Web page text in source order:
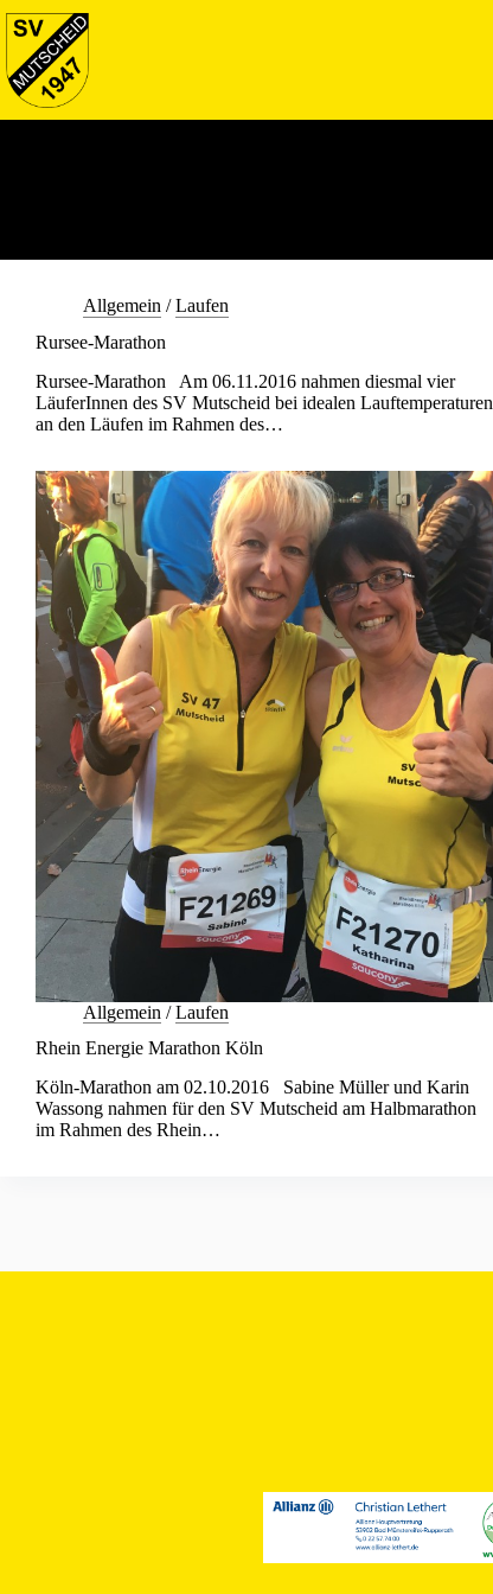
Allgemein /Laufen
Rursee-Marathon
Rursee-Marathon Am 06.11.2016 nahmen diesmal vier
LäuferInnen des SV Mutscheid bei idealen Lauftemperaturen
an den Läufen im Rahmen des…
Allgemein /Laufen
Rhein Energie Marathon Köln
Köln-Marathon am 02.10.2016 Sabine Müller und Karin
Wassong nahmen für den SV Mutscheid am Halbmarathon
im Rahmen des Rhein…